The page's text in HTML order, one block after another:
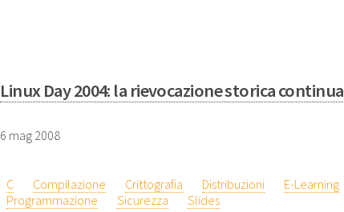
Linux Day 2004: la rievocazione storica continua
6 mag 2008
C Compilazione Crittografia Distribuzioni E-Learning
Programmazione
Sicurezza Slides